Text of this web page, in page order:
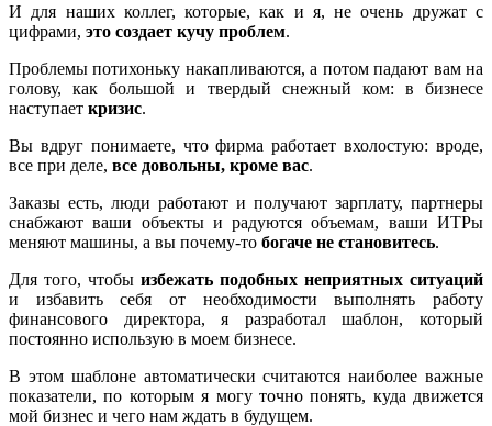
И для наших коллег, которые, как и я, не очень дружат с
цифрами, это создает кучу проблем.
Проблемы потихоньку накапливаются, а потом падают вам на
голову, как большой и твердый снежный ком: в бизнесе
наступает кризис.
Вы вдруг понимаете, что фирма работает вхолостую: вроде,
все при деле, все довольны, кроме вас.
Заказы есть, люди работают и получают зарплату, партнеры
снабжают ваши объекты и радуются объемам, ваши ИТРы
меняют машины, а вы почему-то богаче не становитесь.
Для того, чтобы избежать подобных неприятных ситуаций
и избавить себя от необходимости выполнять работу
финансового директора, я разработал шаблон, который
постоянно использую в моем бизнесе.
В этом шаблоне автоматически считаются наиболее важные
показатели, по которым я могу точно понять, куда движется
мой бизнес и чего нам ждать в будущем.